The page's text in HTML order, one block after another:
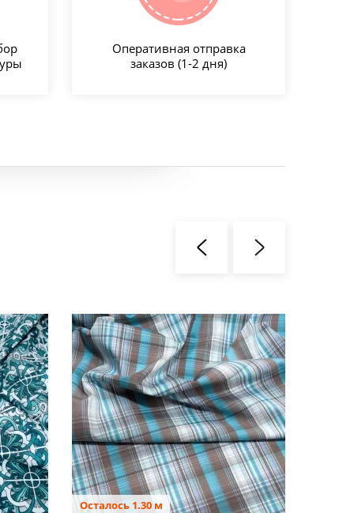
Оперативная отправка
заказов (1-2 дня)
Осталось 1.30 м